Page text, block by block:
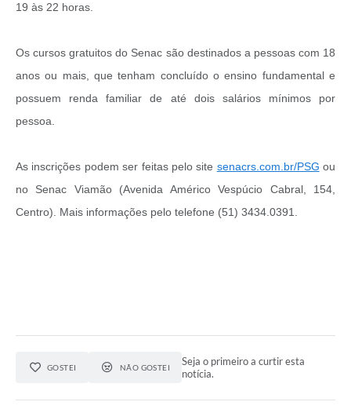
19 às 22 horas.
Os cursos gratuitos do Senac são destinados a pessoas com 18
anos ou mais, que tenham concluído o ensino fundamental e
possuem renda familiar de até dois salários mínimos por
pessoa.
As inscrições podem ser feitas pelo site senacrs.com.br/PSG ou
no Senac Viamão (Avenida Américo Vespúcio Cabral, 154,
Centro). Mais informações pelo telefone (51) 3434.0391.
GOSTEI NÃO GOSTEI
Seja o primeiro a curtir esta
notícia.